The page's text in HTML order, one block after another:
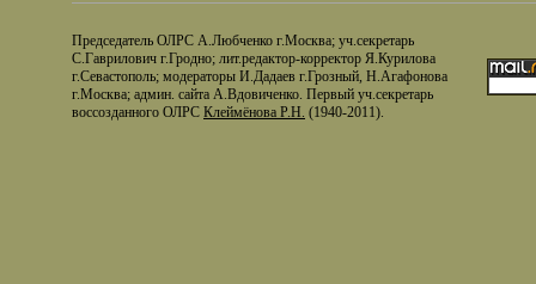
Председатель ОЛРС А.Любченко г.Москва; уч.секретарь
С.Гаврилович г.Гродно; лит.редактор-корректор Я.Курилова
г.Севастополь; модераторы И.Дадаев г.Грозный, Н.Агафонова
г.Москва; админ. сайта А.Вдовиченко. Первый уч.секретарь
воссозданного ОЛРС Клеймёнова Р.Н. (1940-2011).